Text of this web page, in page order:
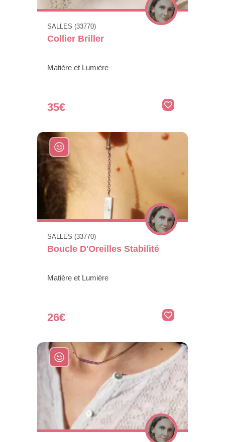
SALLES (33770)
Collier Briller
Matière et Lumière
35€
SALLES (33770)
Boucle D'Oreilles Stabilité
Matière et Lumière
26€